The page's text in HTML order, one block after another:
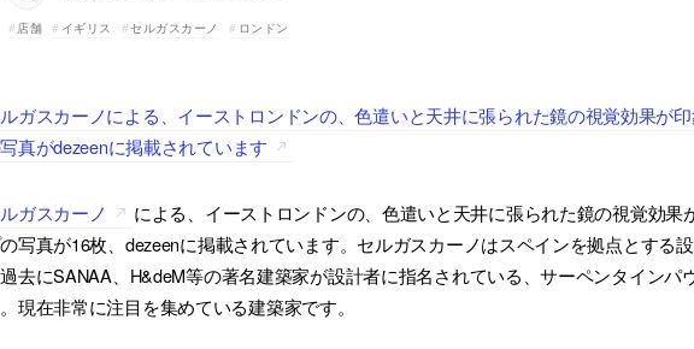
店舗 イギリス セルガスカーノ ロンドン
ガスカーノによる、イーストロンドンの、色遣いと天井に張られた鏡の視覚効果が
真がdezeenに掲載されています
ガスカーノ
による、イーストロンドンの、色遣いと天井に張られた鏡の視覚効果
写真が16枚、dezeenに掲載されています。セルガスカーノはスペインを拠点とする
去にSANAA、H&deM等の著名建築家が設計者に指名されている、サーペンタインパ
現在非常に注目を集めている建築家です。